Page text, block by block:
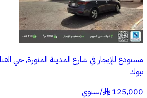
مستودع للإيجار في شارع المدينة المنورة, حي
تبوك
125,000
§
/سنوي